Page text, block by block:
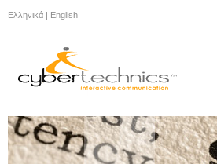
Ελληνικά | English